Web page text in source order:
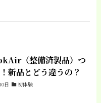
（整備済製品）つ
新品とどう違うの？
日 初体験